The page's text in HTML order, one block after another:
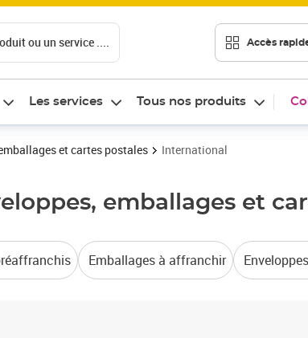
ou un service .... Accès
Les services Tous nos produits
et cartes postales International
emballages et
Emballages à affranchir